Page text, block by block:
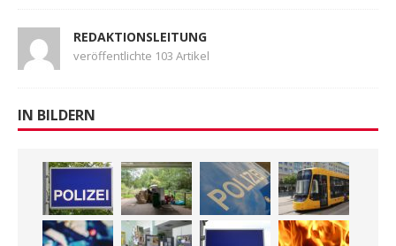
REDAKTIONSLEITUNG
veröffentlichte 103 Artikel
IN BILDERN